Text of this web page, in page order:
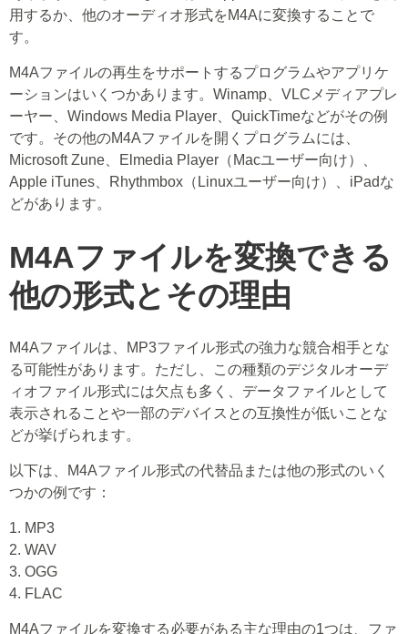
用するか、他のオーディオ形式をM4Aに変換することで
す。
M4Aファイルの再生をサポートするプログラムやアプリケ
ーションはいくつかあります。Winamp、VLCメディアプレ
ーヤー、Windows Media Player、QuickTimeなどがその例
です。その他のM4Aファイルを開くプログラムには、
Microsoft Zune、Elmedia Player（Macユーザー向け）、
Apple iTunes、Rhythmbox（Linuxユーザー向け）、iPadな
どがあります。
M4Aファイルを変換できる
他の形式とその理由
M4Aファイルは、MP3ファイル形式の強力な競合相手とな
る可能性があります。ただし、この種類のデジタルオーデ
ィオファイル形式には欠点も多く、データファイルとして
表示されることや一部のデバイスとの互換性が低いことな
どが挙げられます。
以下は、M4Aファイル形式の代替品または他の形式のいく
つかの例です：
1. MP3
2. WAV
3. OGG
4. FLAC
M4Aファイルを変換する必要がある主な理由の1つは、ファ